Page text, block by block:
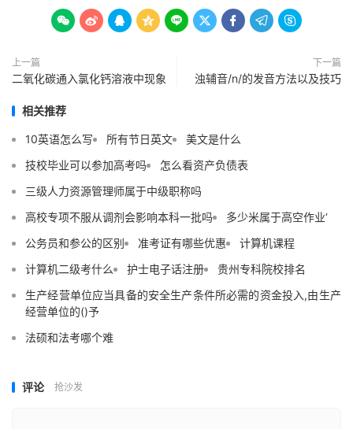
        
上一篇
二氧化碳通入氯化钙溶液中现象
下一篇
浊辅音/n/的发音方法以及技巧
相关推荐
10英语怎么写 所有节日英文
美文是什么
技校毕业可以参加高考吗
怎么看资产负债表
三级人力资源管理师属于中级职称吗
高校专项不服从调剂会影响本科一批吗
多少米属于高空作业‘
公务员和参公的区别
准考证有哪些优惠
计算机课程
计算机二级考什么
护士电子话注册
贵州专科院校排名
生产经营单位应当具备的安全生产条件所必需的资金投入,由生产
经营单位的()予
法硕和法考哪个难
评论 抢沙发